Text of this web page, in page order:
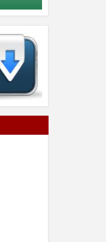
16 Aug
भारतीय लोकशाहीचे भवितव्य
Shodhan